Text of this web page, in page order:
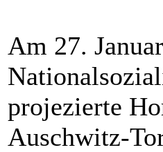
Am 27.
projezierte
Auschwitz-